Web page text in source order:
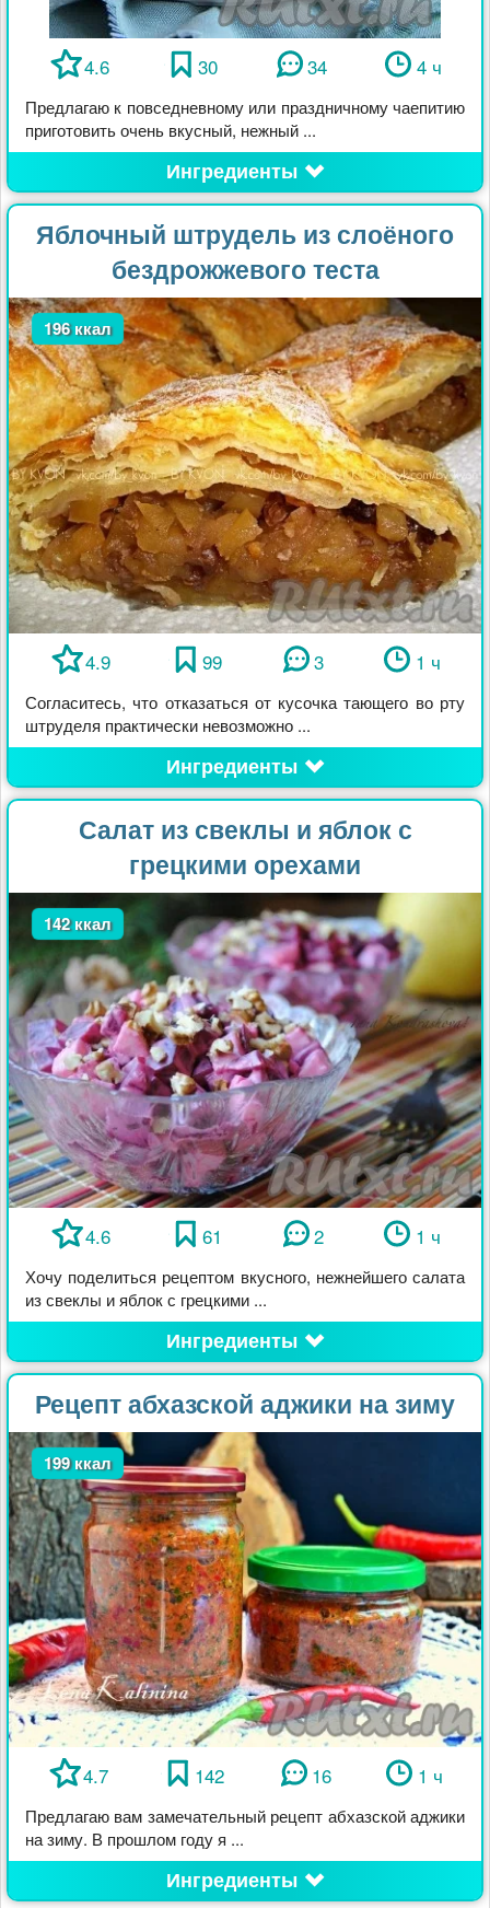
4.6 30 34 4 ч
Предлагаю к повседневному или праздничному чаепитию
приготовить очень вкусный, нежный ...
Ингредиенты
Яблочный штрудель из слоёного
бездрожжевого теста
196 ккал
4.9 99 3 1 ч
Согласитесь, что отказаться от кусочка тающего во рту
штруделя практически невозможно ...
Ингредиенты
Салат из свеклы и яблок с
грецкими орехами
142 ккал
4.6 61 2 1 ч
Хочу поделиться рецептом вкусного, нежнейшего салата
из свеклы и яблок с грецкими ...
Ингредиенты
Рецепт абхазской аджики на зиму
199 ккал
4.7 142 16 1 ч
Предлагаю вам замечательный рецепт абхазской аджики
на зиму. В прошлом году я ...
Ингредиенты